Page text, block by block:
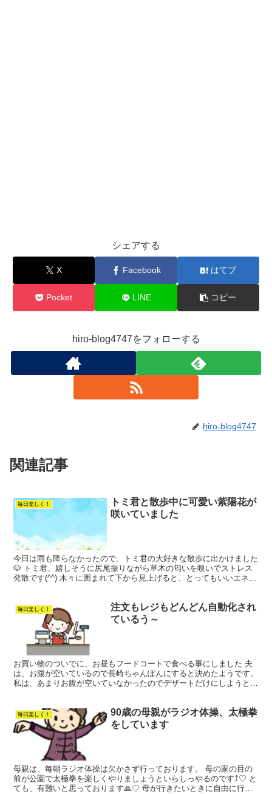
シェアする
X Facebook はてブ
Pocket LINE コピー
hiro-blog4747をフォローする
hiro-blog4747
関連記事
毎日楽しく！
トミ君と散歩中に可愛い紫陽花が
咲いていました
今日は雨も降らなかったので、トミ君の大好きな散歩に出かけました
🐶 トミ君、嬉しそうに尻尾振りながら草木の匂いを嗅いでストレス
発散です(^^) 木々に囲まれて下から見上げると、とってもいいエネル
毎日楽しく！
注文もレジもどんどん自動化され
ているう～
お買い物のついでに、お昼もフードコートで食べる事にしました 夫
は、お腹が空いているので長崎ちゃんぽんにすると決めたようです。
私は、あまりお腹が空いていなかったのでデザートだけにしようと決
毎日楽しく！
90歳の母親がラジオ体操、太極拳
をしています
母親は、毎朝ラジオ体操は欠かさず行っております。 母の家の目の
前が公園で太極拳を楽しくやりましょうといらしっやるのです⤴♡ と
ても、有難いと思っております🙏♡ 母が行きたいときに自由に行っ